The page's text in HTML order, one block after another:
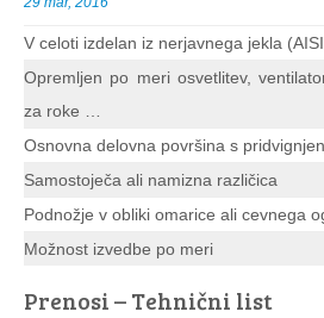
V celoti izdelan iz nerjavnega jekla
Opremljen po meri osvetlitev,
za roke …
Osnovna delovna površina s
Samostoječa ali namizna različica
Podnožje v obliki omarice ali cevnega
Možnost izvedbe po meri
Prenosi – Tehnični list